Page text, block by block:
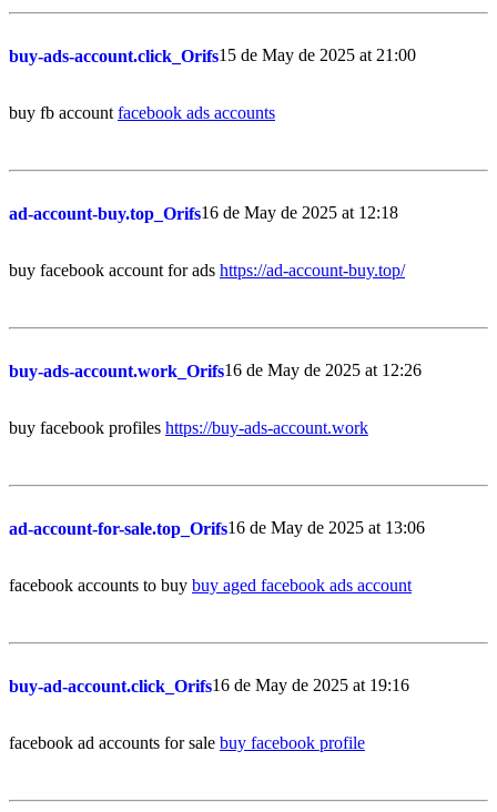
buy-ads-account.click_Orifs15 de May de 2025 at 21:00
buy fb account facebook ads accounts
ad-account-buy.top_Orifs16 de May de 2025 at 12:18
buy facebook account for ads https://ad-account-buy.top/
buy-ads-account.work_Orifs16 de May de 2025 at 12:26
buy facebook profiles https://buy-ads-account.work
ad-account-for-sale.top_Orifs16 de May de 2025 at 13:06
facebook accounts to buy buy aged facebook ads account
buy-ad-account.click_Orifs16 de May de 2025 at 19:16
facebook ad accounts for sale buy facebook profile